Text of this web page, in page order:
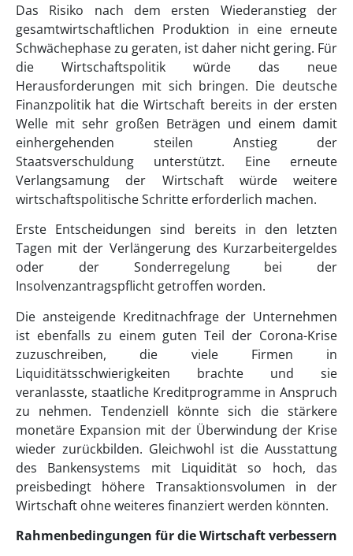
Das Risiko nach dem ersten Wiederanstieg der
gesamtwirtschaftlichen Produktion in eine erneute
Schwächephase zu geraten, ist daher nicht gering. Für
die Wirtschaftspolitik würde das neue
Herausforderungen mit sich bringen. Die deutsche
Finanzpolitik hat die Wirtschaft bereits in der ersten
Welle mit sehr großen Beträgen und einem damit
einhergehenden steilen Anstieg der
Staatsverschuldung unterstützt. Eine erneute
Verlangsamung der Wirtschaft würde weitere
wirtschaftspolitische Schritte erforderlich machen.
Erste Entscheidungen sind bereits in den letzten
Tagen mit der Verlängerung des Kurzarbeitergeldes
oder der Sonderregelung bei der
Insolvenzantragspflicht getroffen worden.
Die ansteigende Kreditnachfrage der Unternehmen
ist ebenfalls zu einem guten Teil der Corona-Krise
zuzuschreiben, die viele Firmen in
Liquiditätsschwierigkeiten brachte und sie
veranlasste, staatliche Kreditprogramme in Anspruch
zu nehmen. Tendenziell könnte sich die stärkere
monetäre Expansion mit der Überwindung der Krise
wieder zurückbilden. Gleichwohl ist die Ausstattung
des Bankensystems mit Liquidität so hoch, das
preisbedingt höhere Transaktionsvolumen in der
Wirtschaft ohne weiteres finanziert werden könnten.
Rahmenbedingungen für die Wirtschaft verbessern